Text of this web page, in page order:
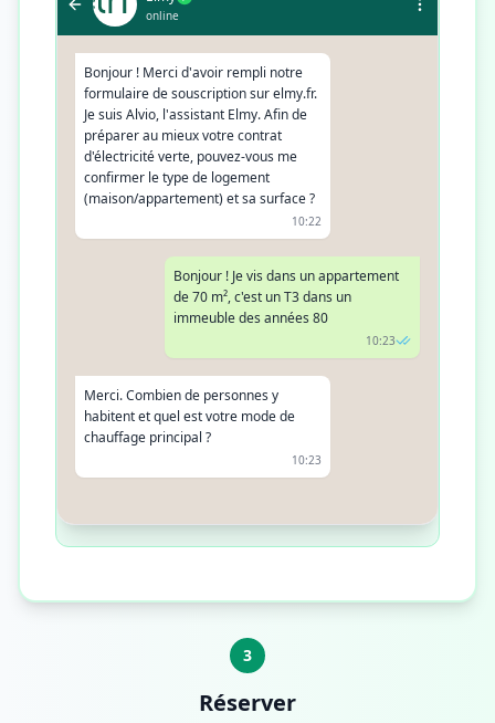
online
Bonjour ! Merci d'avoir rempli notre
formulaire de souscription sur elmy.fr.
Je suis Alvio, l'assistant Elmy. Afin de
préparer au mieux votre contrat
d'électricité verte, pouvez-vous me
confirmer le type de logement
(maison/appartement) et sa surface ?
10:22
Bonjour ! Je vis dans un appartement
de 70 m², c'est un T3 dans un
immeuble des années 80
10:23
Merci. Combien de personnes y
habitent et quel est votre mode de
chauffage principal ?
10:23
d'appoint qu'on utilise quand il fait
3
Réserver